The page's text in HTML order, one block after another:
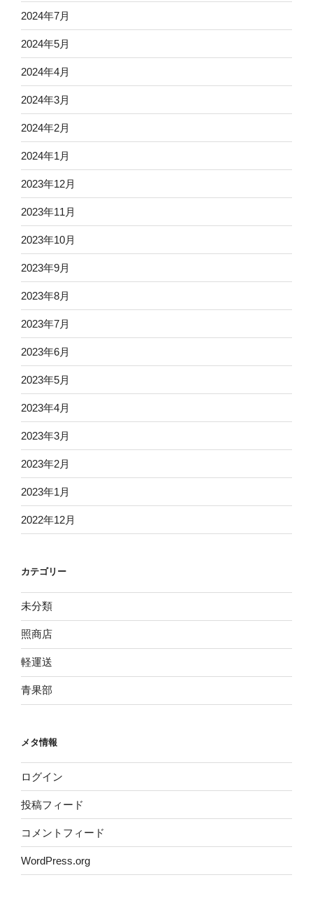
2024年7月
2024年5月
2024年4月
2024年3月
2024年2月
2024年1月
2023年12月
2023年11月
2023年10月
2023年9月
2023年8月
2023年7月
2023年6月
2023年5月
2023年4月
2023年3月
2023年2月
2023年1月
2022年12月
カテゴリー
未分類
照商店
軽運送
青果部
メタ情報
ログイン
投稿フィード
コメントフィード
WordPress.org